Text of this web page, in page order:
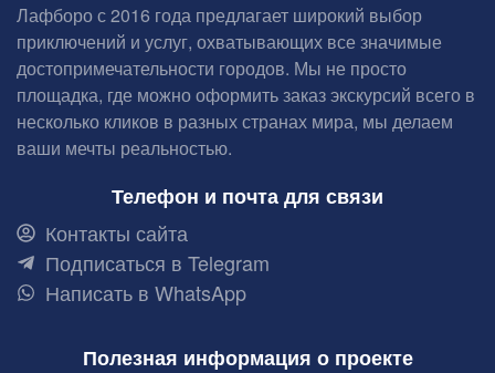
Лафборо с 2016 года предлагает широкий выбор
приключений и услуг, охватывающих все значимые
достопримечательности городов. Мы не просто
площадка, где можно оформить заказ экскурсий всего в
несколько кликов в разных странах мира, мы делаем
ваши мечты реальностью.
Телефон и почта для связи
Контакты сайта
Подписаться в Telegram
Написать в WhatsApp
Полезная информация о проекте